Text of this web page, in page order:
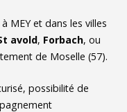
MEY et dans les villes
avold, Forbach, ou
de Moselle (57).
possibilité de